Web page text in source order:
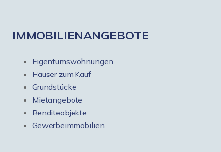
IMMOBILIENANGEBOTE
Eigentumswohnungen
Häuser zum Kauf
Grundstücke
Mietangebote
Renditeobjekte
Gewerbeimmobilien